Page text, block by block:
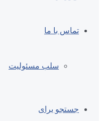
تماس با ما
سلب مسئولیت
جستجو برای